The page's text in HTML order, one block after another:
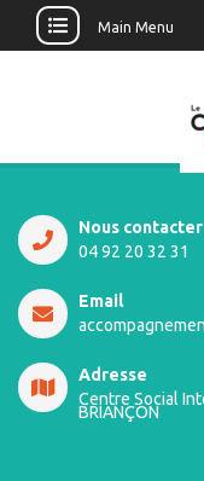
Main Menu
Nous contacter
04 92 20 32 31
Email
Adresse
Centre Social
BRIANÇON